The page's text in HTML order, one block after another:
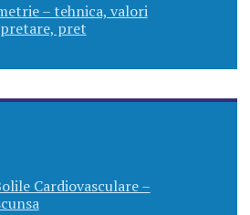
– tehnica, valori
pret
Cardiovasculare –